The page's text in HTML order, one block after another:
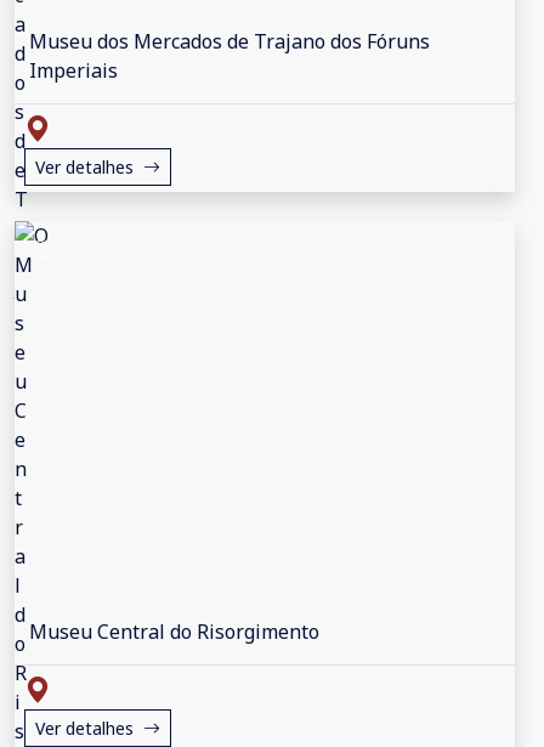
Museu dos Mercados de Trajano dos Fóruns
Imperiais
Ver detalhes
Museu Central do Risorgimento
Ver detalhes